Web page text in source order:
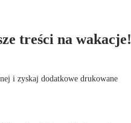
treści na wakacje!
i zyskaj dodatkowe drukowane